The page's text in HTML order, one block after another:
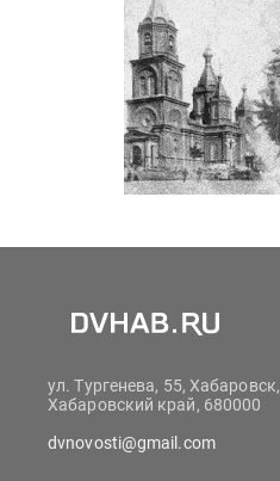
ул. Тургенева, 55, Хабаровск,
Хабаровский край, 680000
dvnovosti@gmail.com